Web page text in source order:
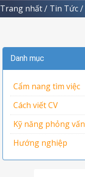
Trang nhất / Tin Tức /
Danh mục
Cẩm nang tìm việc
Cách viết CV
Kỹ năng phỏng vấn
Hướng nghiệp